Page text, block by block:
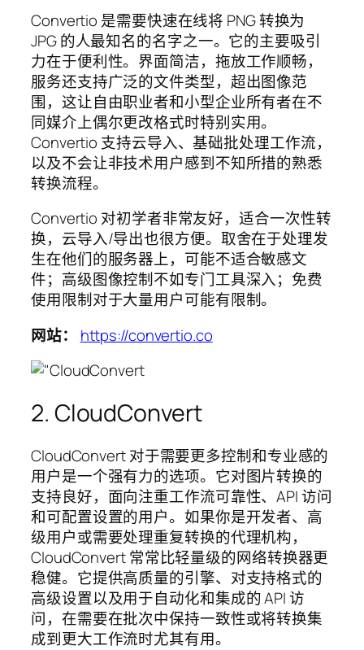
Convertio 是需要快速在线将 PNG 转换为
JPG 的人最知名的名字之一。它的主要吸引
力在于便利性。界面简洁，拖放工作顺畅，
服务还支持广泛的文件类型，超出图像范
围，这让自由职业者和小型企业所有者在不
同媒介上偶尔更改格式时特别实用。
Convertio 支持云导入、基础批处理工作流，
以及不会让非技术用户感到不知所措的熟悉
转换流程。
Convertio 对初学者非常友好，适合一次性转
换，云导入/导出也很方便。取舍在于处理发
生在他们的服务器上，可能不适合敏感文
件；高级图像控制不如专门工具深入；免费
使用限制对于大量用户可能有限制。
网站：
https://convertio.co
2. CloudConvert
CloudConvert 对于需要更多控制和专业感的
用户是一个强有力的选项。它对图片转换的
支持良好，面向注重工作流可靠性、API 访问
和可配置设置的用户。如果你是开发者、高
级用户或需要处理重复转换的代理机构，
CloudConvert 常常比轻量级的网络转换器更
稳健。它提供高质量的引擎、对支持格式的
高级设置以及用于自动化和集成的 API 访
问，在需要在批次中保持一致性或将转换集
成到更大工作流时尤其有用。